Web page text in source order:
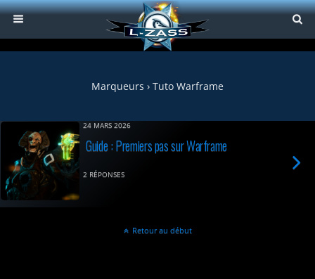
Marqueurs › Tuto Warframe
24 MARS 2026
Guide : Premiers pas sur Warframe
2 RÉPONSES
Retour au début